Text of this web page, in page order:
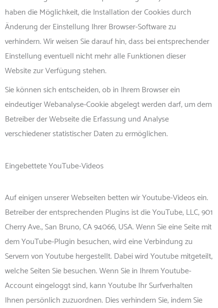
haben die Möglichkeit, die Installation der Cookies durch
Änderung der Einstellung Ihrer Browser-Software zu
verhindern. Wir weisen Sie darauf hin, dass bei entsprechender
Einstellung eventuell nicht mehr alle Funktionen dieser
Website zur Verfügung stehen.
Sie können sich entscheiden, ob in Ihrem Browser ein
eindeutiger Webanalyse-Cookie abgelegt werden darf, um dem
Betreiber der Webseite die Erfassung und Analyse
verschiedener statistischer Daten zu ermöglichen.
Eingebettete YouTube-Videos
Auf einigen unserer Webseiten betten wir Youtube-Videos ein.
Betreiber der entsprechenden Plugins ist die YouTube, LLC, 901
Cherry Ave., San Bruno, CA 94066, USA. Wenn Sie eine Seite mit
dem YouTube-Plugin besuchen, wird eine Verbindung zu
Servern von Youtube hergestellt. Dabei wird Youtube mitgeteilt,
welche Seiten Sie besuchen. Wenn Sie in Ihrem Youtube-
Account eingeloggt sind, kann Youtube Ihr Surfverhalten
Ihnen persönlich zuzuordnen. Dies verhindern Sie, indem Sie